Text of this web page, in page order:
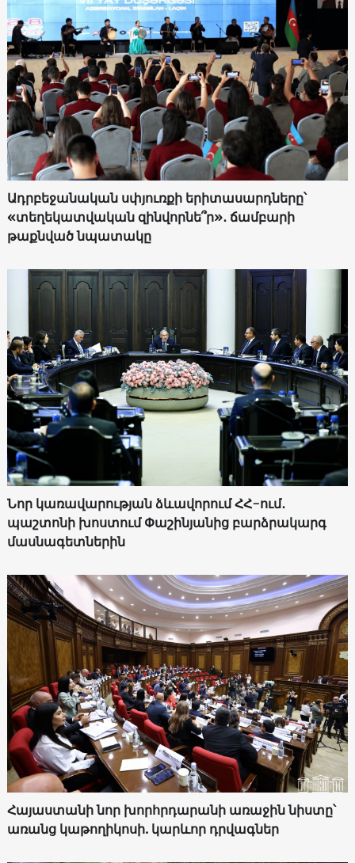
Ադրբեջանական սփյուռքի երիտասարդները՝
«տեղեկատվական զինվորնե՞ր»․ ճամբարի
թաքնված նպատակը
Նոր կառավարության ձևավորում ՀՀ-ում․
պաշտոնի խոստում Փաշինյանից բարձրակարգ
մասնագետներին
Հայաստանի նոր խորհրդարանի առաջին նիստը՝
առանց կաթողիկոսի. կարևոր դրվագներ